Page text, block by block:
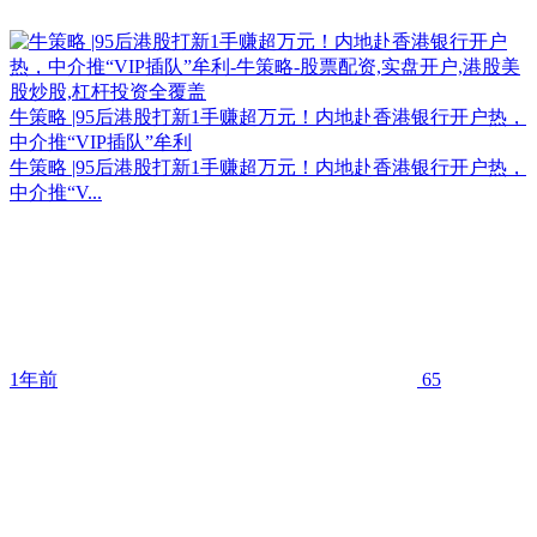
牛策略 |95后港股打新1手赚超万元！内地赴香港银行开户热，
中介推“VIP插队”牟利
牛策略 |95后港股打新1手赚超万元！内地赴香港银行开户热，
中介推“V...
1年前 65